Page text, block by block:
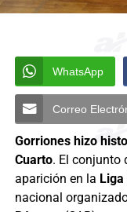
WhatsApp
Correo
Gorriones hizo
Cuarto. El conjunto
aparición en la Liga
nacional